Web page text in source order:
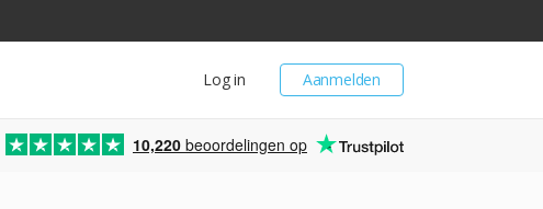
Aanmelden
Log in
10,220 beoordelingen op